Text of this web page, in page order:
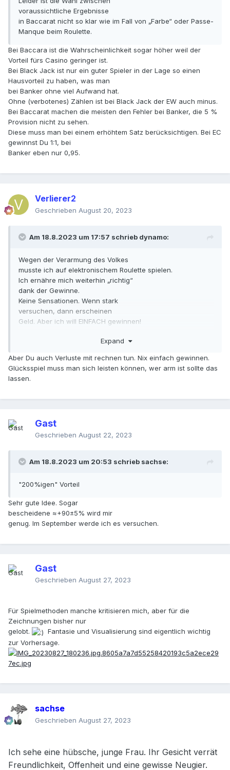
voraussichtliche Ergebnisse
in Baccarat nicht so klar wie im Fall von „Farbe“ oder Passe-
Manque beim Roulette.
Bei Baccara ist die Wahrscheinlichkeit sogar höher weil der
Vorteil fürs Casino geringer ist.
Bei Black Jack ist nur ein guter Spieler in der Lage so einen
Hausvorteil zu haben, was man
bei Banker ohne viel Aufwand hat.
Ohne (verbotenes) Zählen ist bei Black Jack der EW auch minus.
Bei Baccarat machen die meisten den Fehler bei Banker, die 5 %
Provision nicht zu sehen.
Diese muss man bei einem erhöhtem Satz berücksichtigen. Bei EC
gewinnst Du 1:1, bei
Banker eben nur 0,95.
Verlierer2
Geschrieben August 20, 2023
Am 18.8.2023 um 17:57 schrieb dynamo:
Wegen der Verarmung des Volkes
musste ich auf elektronischem Roulette spielen.
Ich ernähre mich weiterhin „richtig“
dank der Gewinne.
Keine Sensationen. Wenn stark
versuchen, dann erscheinen
Geld. Aber ich will EINFACH gewinnen!
Expand
Aber Du auch Verluste mit rechnen tun. Nix einfach gewinnen.
Glücksspiel muss man sich leisten können, wer arm ist sollte das
lassen.
Gast
Geschrieben August 22, 2023
Am 18.8.2023 um 20:53 schrieb sachse:
"200%igen" Vorteil
Sehr gute Idee. Sogar
bescheidene ≈+90±5% wird mir
genug. Im September werde ich es versuchen.
Gast
Geschrieben August 27, 2023
Für Spielmethoden manche kritisieren mich, aber für die
Zeichnungen bisher nur
gelobt.
Fantasie und Visualisierung sind eigentlich wichtig
zur Vorhersage.
sachse
Geschrieben August 27, 2023
Ich sehe eine hübsche, junge Frau. Ihr Gesicht verrät
Freundlichkeit, Offenheit und eine gewisse Neugier.